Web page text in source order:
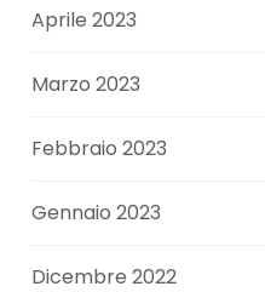
Aprile 2023
Marzo 2023
Febbraio 2023
Gennaio 2023
Dicembre 2022